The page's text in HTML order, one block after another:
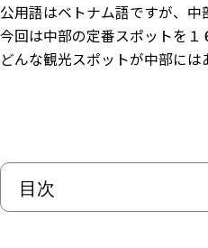
公用語はベトナム語ですが、中
今回は中部の定番スポットを１
どんな観光スポットが中部に
目次